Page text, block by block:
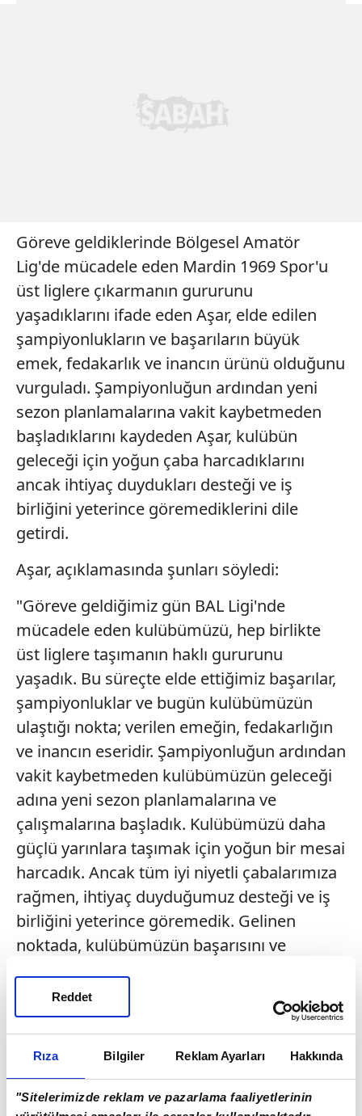
Rıza Bilgiler Reklam Ayarları Hakkında
"Sitelerimizde reklam ve pazarlama faaliyetlerinin
Reddet
Göreve geldiklerinde Bölgesel Amatör
Lig'de mücadele eden Mardin 1969 Spor'u
üst liglere çıkarmanın gururunu
yaşadıklarını ifade eden Aşar, elde edilen
şampiyonlukların ve başarıların büyük
emek, fedakarlık ve inancın ürünü olduğunu
vurguladı. Şampiyonluğun ardından yeni
sezon planlamalarına vakit kaybetmeden
başladıklarını kaydeden Aşar, kulübün
geleceği için yoğun çaba harcadıklarını
ancak ihtiyaç duydukları desteği ve iş
birliğini yeterince göremediklerini dile
getirdi.
Aşar, açıklamasında şunları söyledi:
"Göreve geldiğimiz gün BAL Ligi'nde
mücadele eden kulübümüzü, hep birlikte
üst liglere taşımanın haklı gururunu
yaşadık. Bu süreçte elde ettiğimiz başarılar,
şampiyonluklar ve bugün kulübümüzün
ulaştığı nokta; verilen emeğin, fedakarlığın
ve inancın eseridir. Şampiyonluğun ardından
vakit kaybetmeden kulübümüzün geleceği
adına yeni sezon planlamalarına ve
çalışmalarına başladık. Kulübümüzü daha
güçlü yarınlara taşımak için yoğun bir mesai
harcadık. Ancak tüm iyi niyetli çabalarımıza
rağmen, ihtiyaç duyduğumuz desteği ve iş
birliğini yeterince göremedik. Gelinen
noktada, kulübümüzün başarısını ve
engeller koyan, birlik ve beraberlik ortamına
zarar veren yaklaşımlar nedeniyle yeni
döneme ilişkin sağlıklı bir çalışma zemininin
oluşmadığını üzülerek görmekteyiz. Bu
karar benim için kolay alınmış bir karar